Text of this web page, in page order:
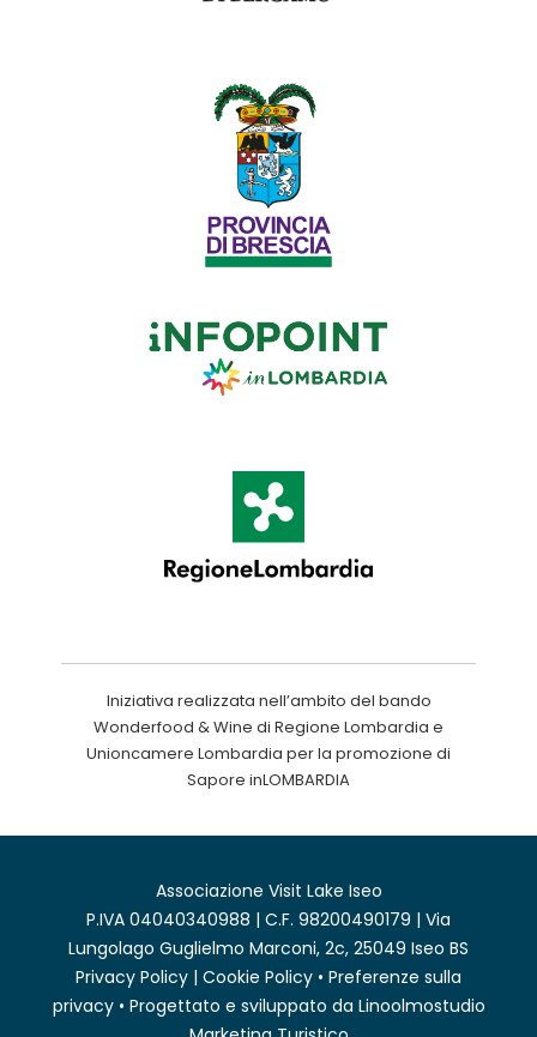
Iniziativa realizzata nell’ambito del bando
Wonderfood & Wine di Regione Lombardia e
Unioncamere Lombardia per la promozione di
Sapore inLOMBARDIA
Associazione Visit Lake Iseo
P.IVA 04040340988 | C.F. 98200490179 | Via
Lungolago Guglielmo Marconi, 2c, 25049 Iseo BS
Privacy Policy | Cookie Policy • Preferenze sulla
privacy• Progettato e sviluppato da Linoolmostudio